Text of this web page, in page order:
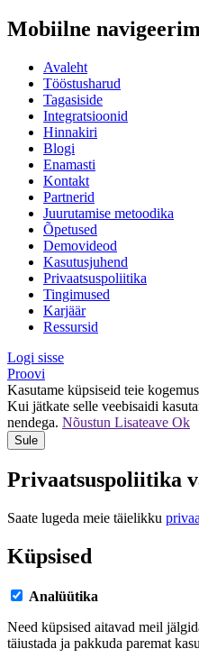
Mobiilne
Avaleht
Tööstusharud
Tagasiside
Integratsioonid
Hinnakiri
Blogi
Enamasti
Kontakt
Partnerid
Juurutamise metoodika
Õpetused
Demovideod
Kasutusjuhend
Privaatsuspoliitika
Tingimused
Karjäär
Ressursid
Logi sisse
Proovi
Kasutame küpsiseid teie
Kui jätkate selle veebisaidi
nendega. Nõustun Lisateave Ok
Sule
Privaatsuspoliitika
Saate lugeda meie täielikku
Küpsised
Analüütika
Need küpsised aitavad meil
täiustada ja pakkuda paremat